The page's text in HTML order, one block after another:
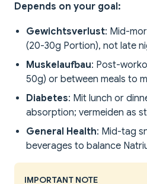
Depends on your goal:
Gewichtsverlust: Mid-
(20-30g Portion), not late
Muskelaufbau: Post-
50g) or between meals to
Diabetes: Mit lunch or
absorption; vermeiden as
General Health: Mid-tag
beverages to balance
IMPORTANT NOTE